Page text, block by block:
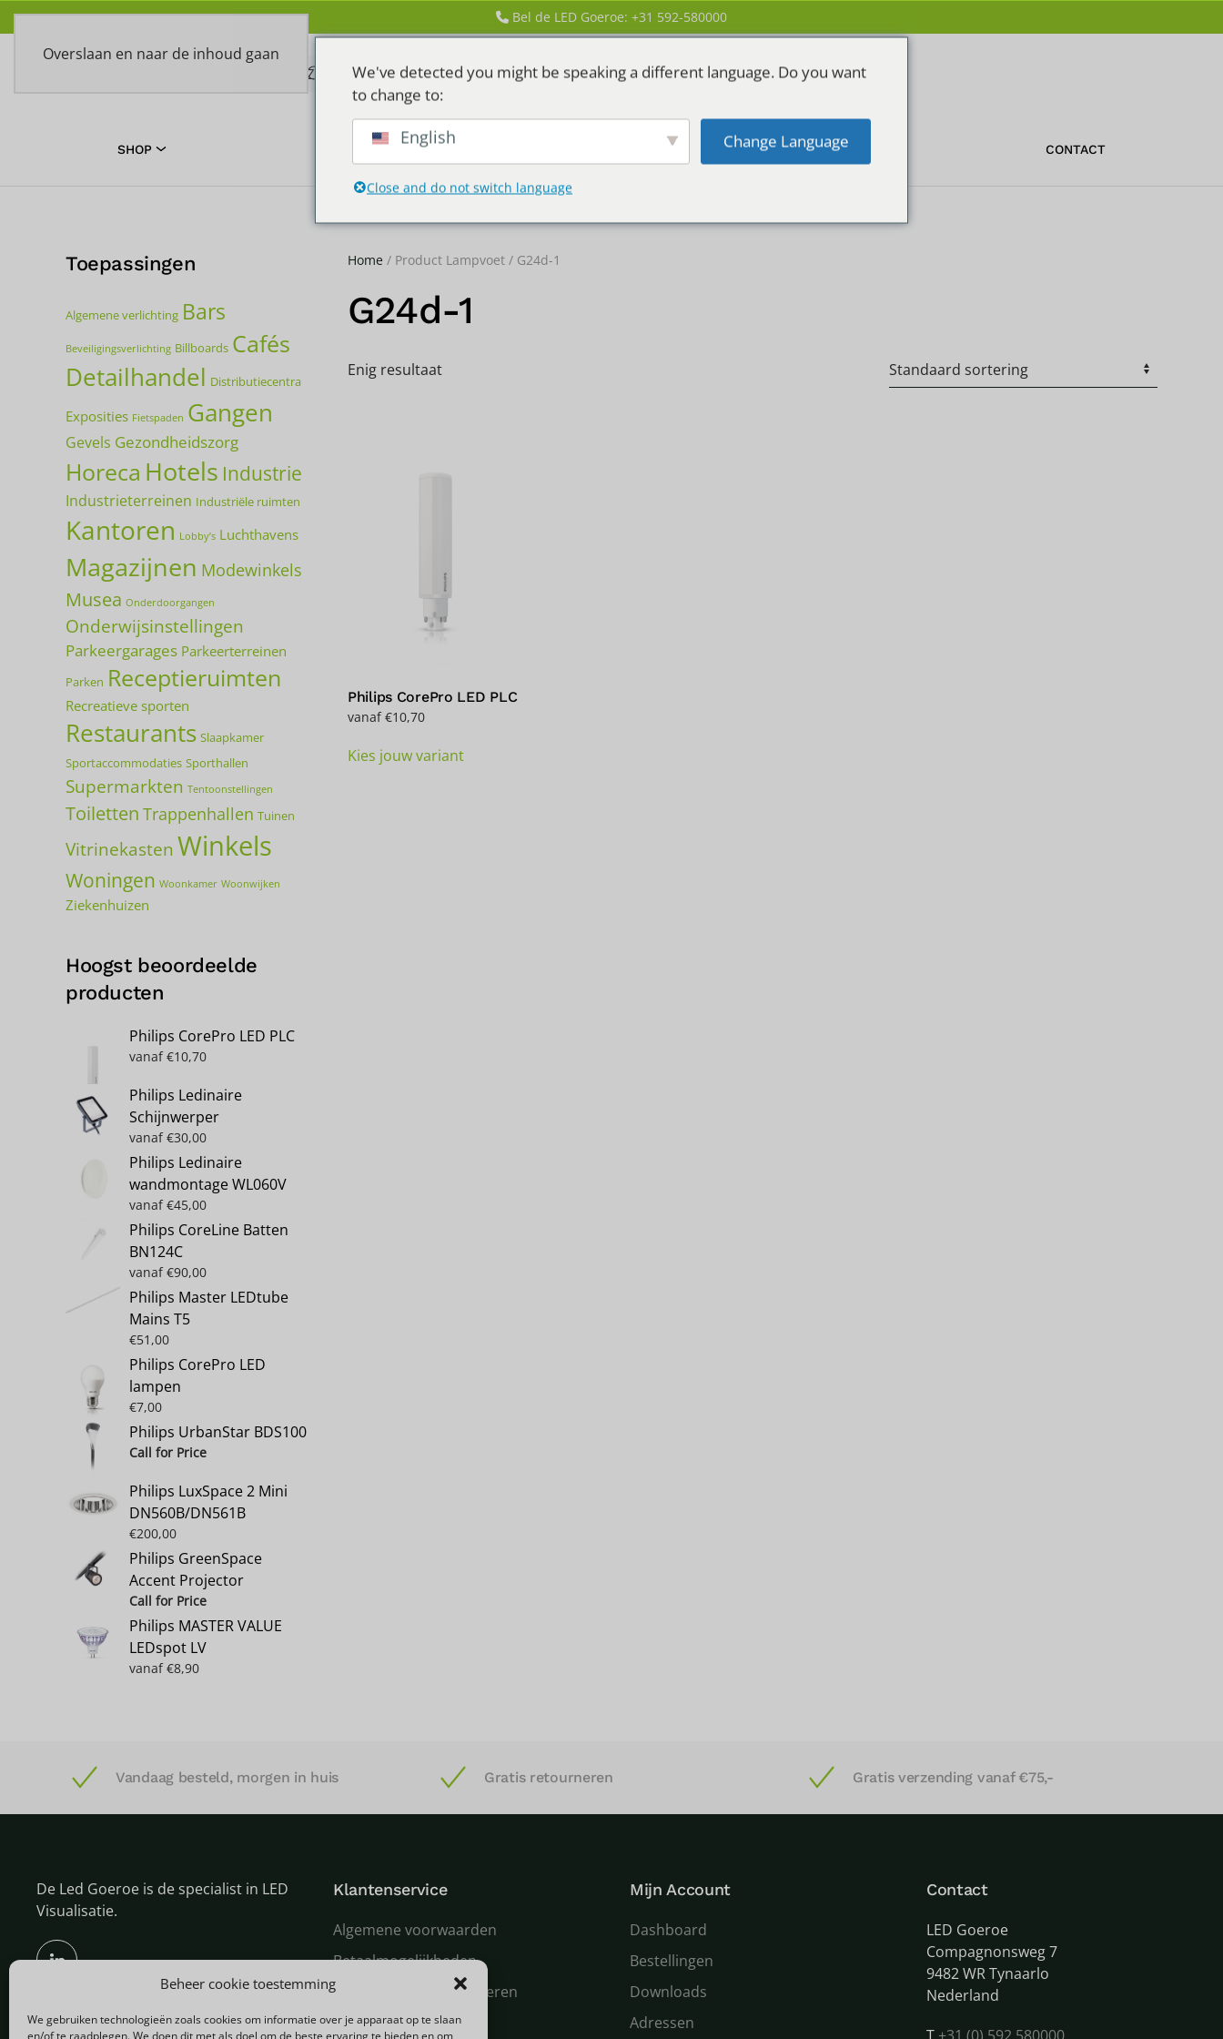
Beheer cookie toestemming
We gebruiken technologieën zoals cookies om informatie over je apparaat op te slaan
en/of te raadplegen. We doen dit met als doel om de beste ervaring te bieden en om
Overslaan en naar de inhoud gaan
Bel de LED Goeroe: +31 592-580000
SHOP TOEPASSINGEN OFFERTE CONTACT
Home / Product Lampvoet / G24d-1
G24d-1
Enig resultaat
Philips CorePro LED PLC
vanaf €10,70
Kies jouw variantproduct
Toepassingen
Algemene verlichting Bars
Beveiligingsverlichting Billboards Cafés
Detailhandel Distributiecentra
Exposities Fietspaden Gangen
Gevels Gezondheidszorg
Horeca Hotels Industrie
Industrieterreinen Industriële ruimten
Kantoren Lobby’s Luchthavens
Magazijnen Modewinkels
Musea Onderdoorgangen
Onderwijsinstellingen
Parkeergarages Parkeerterreinen
Parken Receptieruimten
Recreatieve sporten
Restaurants Slaapkamer
Sportaccommodaties Sporthallen
Supermarkten Tentoonstellingen
Toiletten Trappenhallen Tuinen
Vitrinekasten Winkels
Woningen Woonkamer Woonwijken
Ziekenhuizen
Hoogst beoordeelde
producten
Philips CorePro LED PLC
vanaf €10,70
Philips Ledinaire
Schijnwerper
vanaf €30,00
Philips Ledinaire
wandmontage WL060V
vanaf €45,00
Philips CoreLine Batten
BN124C
vanaf €90,00
Philips Master LEDtube
Mains T5
€51,00
Philips CorePro LED
lampen
€7,00
Philips UrbanStar BDS100
Call for Price
Philips LuxSpace 2 Mini
DN560B/DN561B
€200,00
Philips GreenSpace
Accent Projector
Call for Price
Philips MASTER VALUE
LEDspot LV
vanaf €8,90
Vandaag besteld, morgen in huis Gratis retourneren Gratis verzending vanaf €75,-
De Led Goeroe is de specialist in LED
Visualisatie.
Klantenservice
Algemene voorwaarden
Betaalmogelijkheden
Verzenden en retourneren
Garantie en service
Mijn Account
Dashboard
Bestellingen
Downloads
Adressen
Contact
LED Goeroe
Compagnonsweg 7
9482 WR Tynaarlo
Nederland
We've detected you might be speaking a different language. Do you want
to change to:
English Change Language
Close and do not switch language